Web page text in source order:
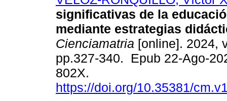
significativas de la
mediante estrategias
Cienciamatria [online]. 2024,
pp.327-340. Epub 22-Ago-
802X.
https://doi.org/10.35381/